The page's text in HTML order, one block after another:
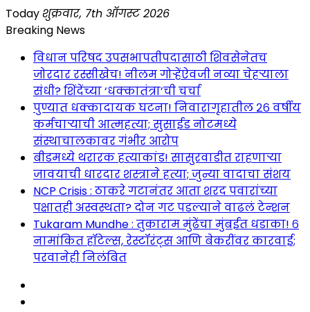
Skip
to
Today शुक्रवार, 7th ऑगस्ट 2026
Breaking News
विधान परिषद उपसभापतीपदासाठी शिवसेनेतच
जोरदार रस्सीखेच! नीलम गोऱ्हेंऐवजी नव्या चेहऱ्याला
संधी? शिंदेंच्या ‘धक्कातंत्रा’ची चर्चा
पुण्यात धक्कादायक घटना! निवारागृहातील २६ वर्षीय
कर्मचाऱ्याची आत्महत्या; सुसाईड नोटमध्ये
संस्थाचालकावर गंभीर आरोप
बीडमध्ये थरारक हत्याकांड! सासुरवाडीत राहणाऱ्या
जावयाची धारदार शस्त्राने हत्या; जुन्या वादाचा संशय
NCP Crisis : ठाकरे गटानंतर आता शरद पवारांच्या
पक्षातही अस्वस्थता? दोन गट पडल्याने वाढलं टेन्शन
Tukaram Mundhe : तुकाराम मुंढेंचा मुंबईत धडाका! ६
नामांकित हॉटेल्स, रेस्टॉरंट्स आणि बेकरींवर कारवाई;
परवानेही निलंबित